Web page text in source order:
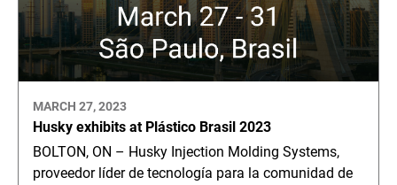
MARCH 27, 2023
Husky exhibits at Plástico Brasil 2023
BOLTON, ON – Husky Injection Molding Systems,
proveedor líder de tecnología para la comunidad de